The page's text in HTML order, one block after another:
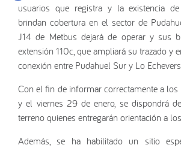
usuarios que registra y la existencia
brindan cobertura en el sector de
J14 de Metbus dejará de operar y sus
extensión 110c, que ampliará su trazado y
conexión entre Pudahuel Sur y Lo Echevers.
Con el fin de informar correctamente a los
y el viernes 29 de enero, se dispondrá
terreno quienes entregarán orientación a
Además, se ha habilitado un sitio